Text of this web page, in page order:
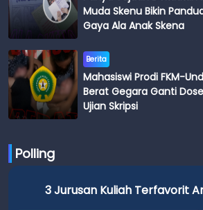
Muda Skenu Bikin
Gaya Ala Anak Skena
Berita
Mahasiswi Prodi FKM-
Berat Gegara Ganti
Ujian Skripsi
Polling
3 Jurusan Kuliah Terfavorit